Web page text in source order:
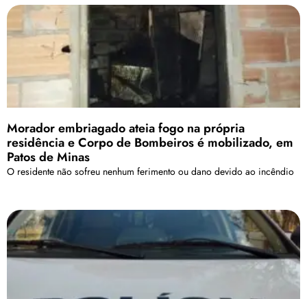
Morador embriagado ateia fogo na própria
residência e Corpo de Bombeiros é mobilizado, em
Patos de Minas
O residente não sofreu nenhum ferimento ou dano devido ao incêndio